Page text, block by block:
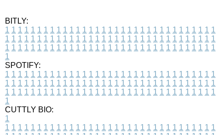
BITLY:
1 1 1 1 1 1 1 1 1 1 1 1 1 1 1 1 1 1 1 1 1 1 1 1 1 1 1 1 1 1 1 1 1
1 1 1 1 1 1 1 1 1 1 1 1 1 1 1 1 1 1 1 1 1 1 1 1 1 1 1 1 1 1 1 1 1
1 1 1 1 1 1 1 1 1 1 1 1 1 1 1 1 1 1 1 1 1 1 1 1 1 1 1 1 1 1 1 1 1
1
SPOTIFY:
1 1 1 1 1 1 1 1 1 1 1 1 1 1 1 1 1 1 1 1 1 1 1 1 1 1 1 1 1 1 1 1 1
1 1 1 1 1 1 1 1 1 1 1 1 1 1 1 1 1 1 1 1 1 1 1 1 1 1 1 1 1 1 1 1 1
1 1 1 1 1 1 1 1 1 1 1 1 1 1 1 1 1 1 1 1 1 1 1 1 1 1 1 1 1 1 1 1 1
1
CUTTLY BIO:
1
1 1 1 1 1 1 1 1 1 1 1 1 1 1 1 1 1 1 1 1 1 1 1 1 1 1 1 1 1 1 1 1 1